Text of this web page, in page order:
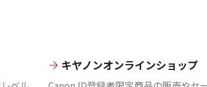
キヤノンオンラインショップ